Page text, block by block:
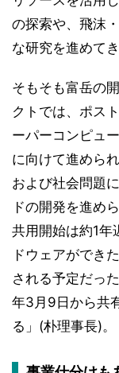
の探索や、飛沫
な研究を進めて
そもそも富岳の
クトでは、ポス
ーパーコンピュ
に向けて進めら
および社会問題
ドの開発を進め
共用開始は約1年
ドウェアができ
される予定だっ
年3月9日から共
る」(朴理事長)。